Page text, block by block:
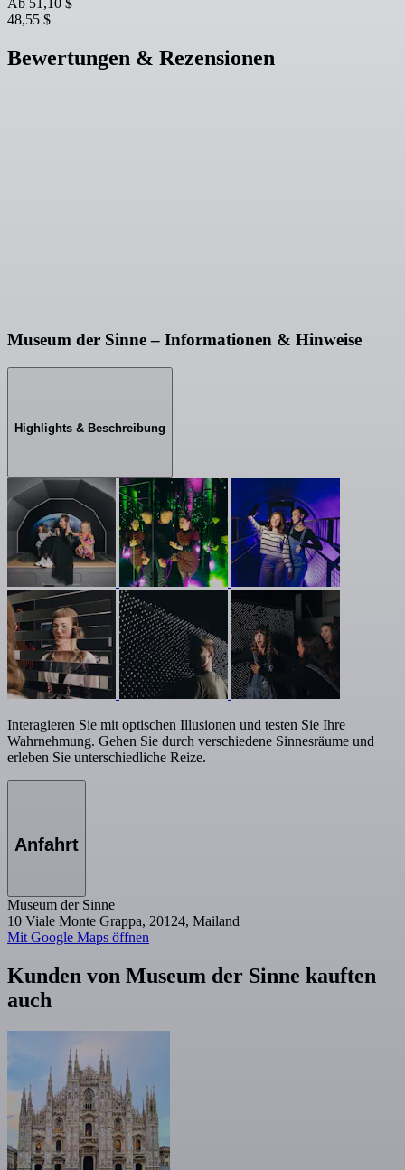
Ab 51,10 $
48,55 $
Bewertungen & Rezensionen
Museum der Sinne – Informationen & Hinweise
Highlights & Beschreibung
Interagieren Sie mit optischen Illusionen und testen Sie Ihre
Wahrnehmung. Gehen Sie durch verschiedene Sinnesräume und
erleben Sie unterschiedliche Reize.
Anfahrt
Museum der Sinne
10 Viale Monte Grappa, 20124, Mailand
Mit Google Maps öffnen
Kunden von Museum der Sinne kauften
auch